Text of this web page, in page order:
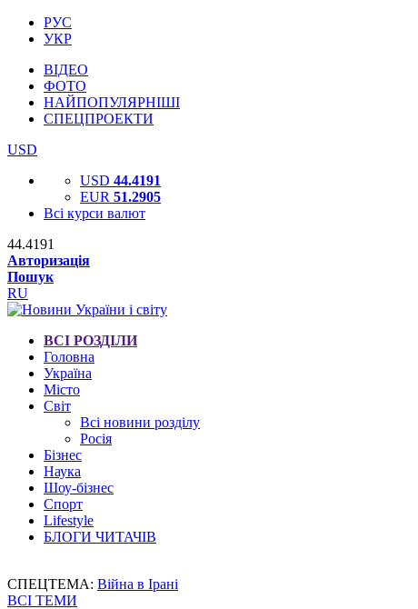
РУС
УКР
ВІДЕО
ФОТО
НАЙПОПУЛЯРНІШІ
СПЕЦПРОЕКТИ
USD
USD 44.4191
EUR 51.2905
Всі курси валют
44.4191
Авторизація
Пошук
RU
ВСІ РОЗДІЛИ
Головна
Україна
Місто
Світ
Всі новини розділу
Росія
Бізнес
Наука
Шоу-бізнес
Спорт
Lifestyle
БЛОГИ ЧИТАЧІВ
СПЕЦТЕМА: Війна в Ірані
ВСІ ТЕМИ